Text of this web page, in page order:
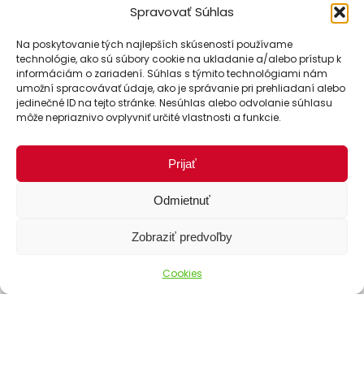
Spravovať Súhlas
Na poskytovanie tých najlepších skúseností používame
technológie, ako sú súbory cookie na ukladanie a/alebo prístup k
informáciám o zariadení. Súhlas s týmito technológiami nám
umožní spracovávať údaje, ako je správanie pri prehliadaní alebo
jedinečné ID na tejto stránke. Nesúhlas alebo odvolanie súhlasu
môže nepriaznivo ovplyvniť určité vlastnosti a funkcie.
Prijať
Odmietnuť
Zobraziť predvoľby
Cookies